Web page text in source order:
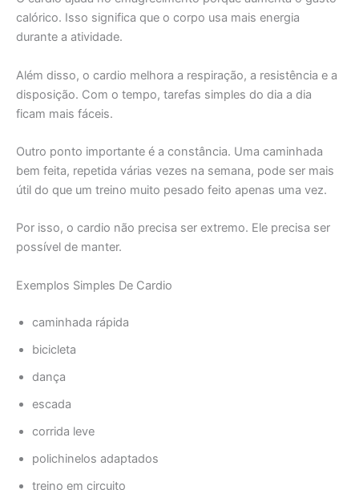
calórico. Isso significa que o corpo usa mais energia
durante a atividade.
Além disso, o cardio melhora a respiração, a resistência e a
disposição. Com o tempo, tarefas simples do dia a dia
ficam mais fáceis.
Outro ponto importante é a constância. Uma caminhada
bem feita, repetida várias vezes na semana, pode ser mais
útil do que um treino muito pesado feito apenas uma vez.
Por isso, o cardio não precisa ser extremo. Ele precisa ser
possível de manter.
Exemplos Simples De Cardio
caminhada rápida
bicicleta
dança
escada
corrida leve
polichinelos adaptados
treino em circuito